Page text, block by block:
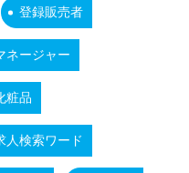
登録販売者
ネージャー
粧品
人検索ワード